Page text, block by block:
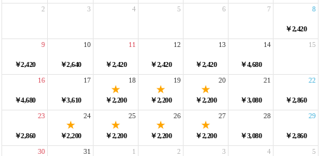
2 3 4 5 6 7
￥2,420
8
￥2,420
9
￥2,640
10
￥2,420
11
￥2,420
12
￥2,420
13
￥4,680
14 15
￥4,680
16
￥3,610
17
￥2,200
18
￥2,200
19
￥2,200
20
￥3,080
21
￥2,860
22
￥2,860
23
￥2,200
24
￥2,200
25
￥2,200
26
￥2,200
27
￥3,080
28
￥2,860
29
30 31 1 2 3 4 5